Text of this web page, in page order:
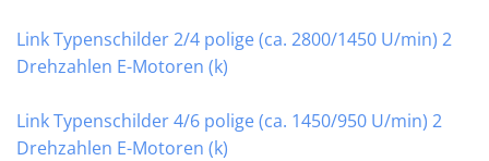
Link Typenschilder 2/4 polige (ca. 2800/1450 U/min) 2
Drehzahlen E-Motoren (k)
Link Typenschilder 4/6 polige (ca. 1450/950 U/min) 2
Drehzahlen E-Motoren (k)